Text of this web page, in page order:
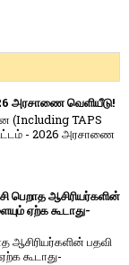
அரசாணை வெளியீடு!
(Including TAPS
- 2026 அரசாணை
பெறாத ஆசிரியர்களின்
ஏற்க கூடாது-
ஆசிரியர்களின் பதவி
கூடாது-